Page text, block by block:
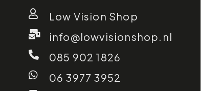
Low Vision Shop
info@lowvisionshop.nl
085 902 1826
06 3977 3952